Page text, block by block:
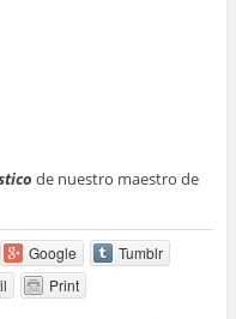
de nuestro maestro de
Google
Tumblr
Print